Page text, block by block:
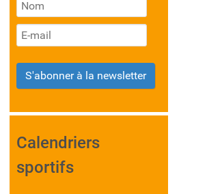
S'abonner à la newsletter
Calendriers
sportifs